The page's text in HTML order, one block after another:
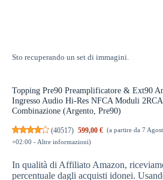
Sto recuperando un set di immagini.
Topping Pre90 Preamplificatore & Ext90
Ingresso Audio Hi-Res NFCA Moduli
Combinazione (Argento, Pre90)
(40517) 599,00 € (a partire da 7
+02:00 - Altre informazioni)
In qualità di Affiliato Amazon,
percentuale dagli acquisti idonei.